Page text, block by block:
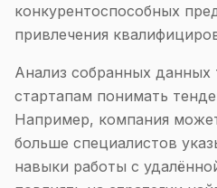
конкурентоспособных
привлечения
Анализ собранных данных
стартапам понимать
Например, компания
больше специалистов
навыки работы с